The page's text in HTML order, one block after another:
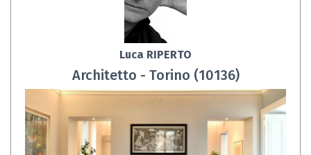
Luca RIPERTO
Architetto - Torino (10136)